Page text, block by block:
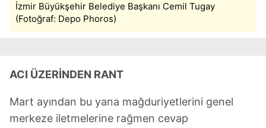
İzmir Büyükşehir Belediye Başkanı Cemil Tugay
(Fotoğraf: Depo Phoros)
ACI ÜZERİNDEN RANT
Mart ayından bu yana mağduriyetlerini genel
merkeze iletmelerine rağmen cevap